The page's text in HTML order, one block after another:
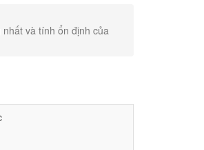
và tính ổn định của